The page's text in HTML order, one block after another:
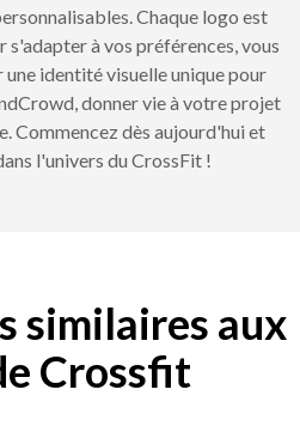
Chaque logo est
à vos préférences, vous
identité visuelle unique pour
donner vie à votre projet
Commencez dès aujourd'hui et
l'univers du CrossFit !
similaires aux
Crossfit